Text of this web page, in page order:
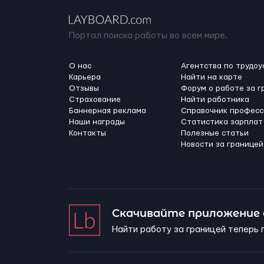
Портал поиска работы во всем мире.
О нас
Карьера
Отзывы
Страхование
Баннерная реклама
Наши награды
Контакты
Агентства по
Найти на карте
Форум о работе за
Найти работника
Справочник
Статистика зарплат
Полезные статьи
Новости за границей
Скачивайте
Найти работу за границей теперь